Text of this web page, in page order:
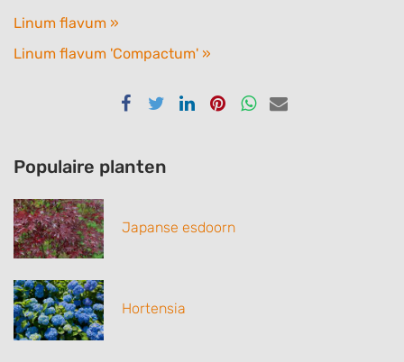
Linum flavum »
Linum flavum 'Compactum' »
DelenDelenDelenDelenDelenDelen
Populaire planten
Japanse esdoorn
Hortensia